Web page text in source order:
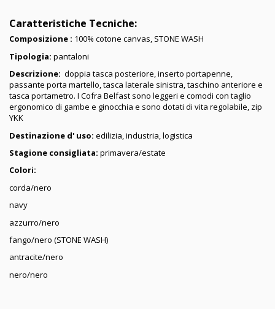
Caratteristiche Tecniche:
Composizione : 100% cotone canvas, STONE WASH
Tipologia: pantaloni
Descrizione: doppia tasca posteriore, inserto portapenne,
passante porta martello, tasca laterale sinistra, taschino anteriore e
tasca portametro. I Cofra Belfast sono leggeri e comodi con taglio
ergonomico di gambe e ginocchia e sono dotati di vita regolabile, zip
YKK
Destinazione d' uso: edilizia, industria, logistica
Stagione consigliata: primavera/estate
Colori:
corda/nero
navy
azzurro/nero
fango/nero (STONE WASH)
antracite/nero
nero/nero